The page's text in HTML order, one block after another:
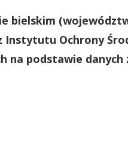
bielskim
Instytutu Ochrony
na podstawie